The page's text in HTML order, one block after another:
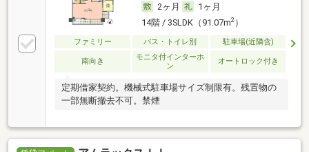
2ヶ月
1ヶ月
14階 / 3SLDK（91.07m2）
ファミリー バス・トイレ別 駐車場(近隣含)
南向き
モニタ付インターホ
ン
オートロック付き
定期借家契約。機械式駐車場サイズ制限有。残置物の
一部無断撤去不可。禁煙